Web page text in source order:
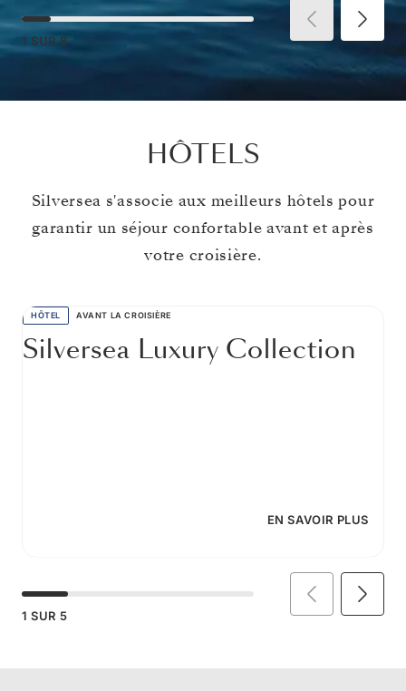
1 SUR 8
HÔTELS
Silversea s'associe aux meilleurs hôtels pour
garantir un séjour confortable avant et après
votre croisière.
HÔTEL AVANT LA CROISIÈRE
Silversea Luxury Collection
EN SAVOIR PLUS
1 SUR 5